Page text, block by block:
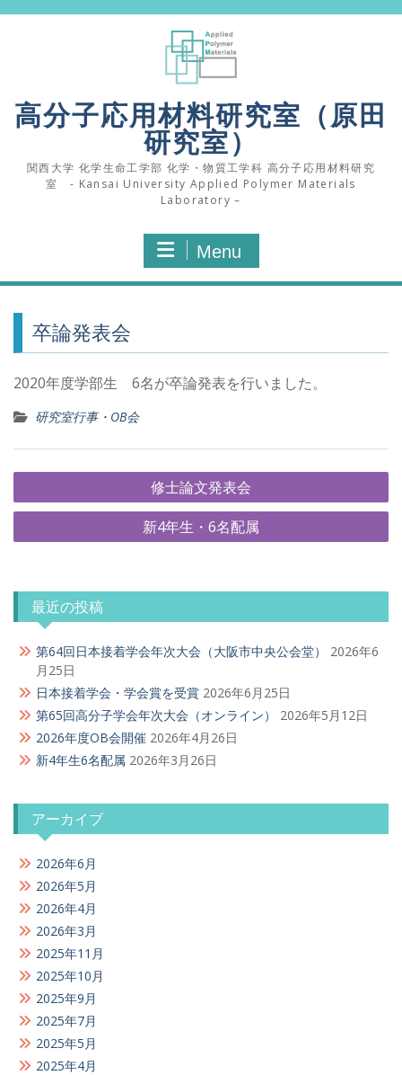
高分子応用材料研究室（原田
研究室）
関西大学 化学生命工学部 化学・物質工学科 高分子応用材料研究
室 - Kansai University Applied Polymer Materials
Laboratory –
Menu
卒論発表会
2020年度学部生 6名が卒論発表を行いました。
研究室行事・OB会
投
稿
ョ
ン
修士論文発表会
新4年生・6名配属
最近の投稿
第64回日本接着学会年次大会（大阪市中央公会堂）
2026年6
月25日
日本接着学会・学会賞を受賞 2026年6月25日
第65回高分子学会年次大会（オンライン）
2026年5月12日
2026年度OB会開催 2026年4月26日
新4年生6名配属 2026年3月26日
アーカイブ
2026年6月
2026年5月
2026年4月
2026年3月
2025年11月
2025年10月
2025年9月
2025年7月
2025年5月
2025年4月